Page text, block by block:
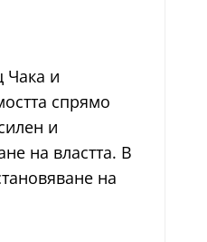
Чака и
спрямо
и
на властта. В
на